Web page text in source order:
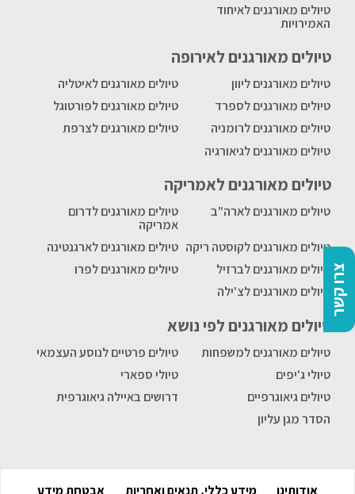
צרו קשר
טיולים מאורגנים לאיחוד
האמירויות
טיולים מאורגנים לאירופה
טיולים מאורגנים ליוון
טיולים מאורגנים לאיטליה
טיולים מאורגנים לספרד
טיולים מאורגנים לפורטוגל
טיולים מאורגנים לרומניה
טיולים מאורגנים לצרפת
טיולים מאורגנים לגיאורגיה
טיולים מאורגנים לאמריקה
טיולים מאורגנים לארה"ב
טיולים מאורגנים לדרום
אמריקה
טיולים מאורגנים לקוסטה ריקה טיולים מאורגנים לארגנטינה
טיולים מאורגנים לברזיל
טיולים מאורגנים לפרו
טיולים מאורגנים לצ'ילה
טיולים מאורגנים לפי נושא
טיולים מאורגנים למשפחות
טיולים פרטיים לנוסע העצמאי
טיולי ג'יפים
טיולי ספארי
טיולים גיאוגרפיים
דרושים באיילה גיאוגרפית
הסדר מגן עליון
אודותינו מידע כללי, תנאים ואחריות אבטחת מידע